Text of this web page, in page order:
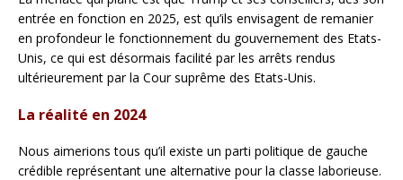
entrée en fonction en 2025, est qu’ils envisagent de remanier
en profondeur le fonctionnement du gouvernement des Etats-
Unis, ce qui est désormais facilité par les arrêts rendus
ultérieurement par la Cour suprême des Etats-Unis.
La réalité en 2024
Nous aimerions tous qu’il existe un parti politique de gauche
crédible représentant une alternative pour la classe laborieuse.